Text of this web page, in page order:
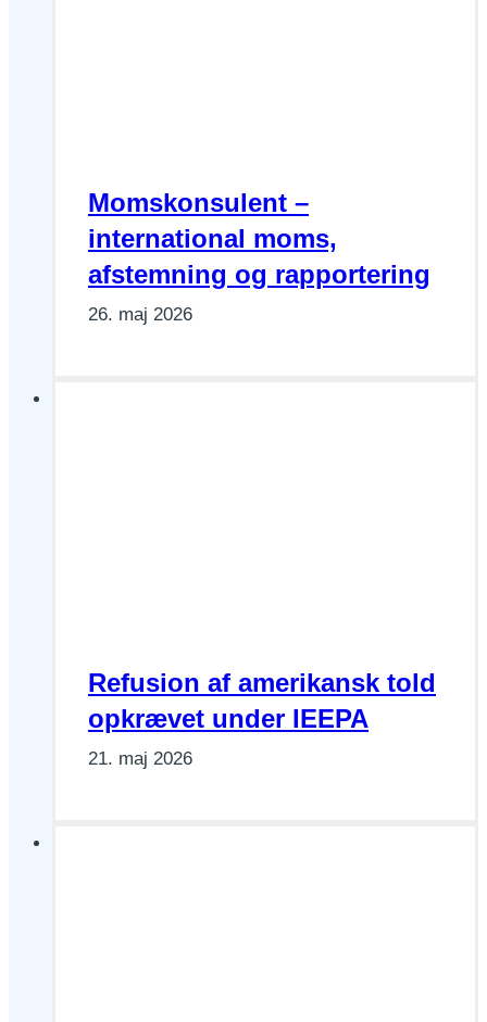
Momskonsulent –
international moms,
afstemning og rapportering
26. maj 2026
Refusion af amerikansk told
opkrævet under IEEPA
21. maj 2026